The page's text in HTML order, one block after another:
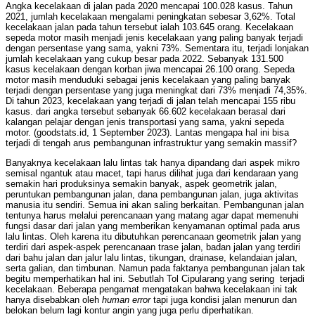
Angka kecelakaan di jalan pada 2020 mencapai 100.028 kasus. Tahun
2021, jumlah kecelakaan mengalami peningkatan sebesar 3,62%. Total
kecelakaan jalan pada tahun tersebut ialah 103.645 orang. Kecelakaan
sepeda motor masih menjadi jenis kecelakaan yang paling banyak terjadi
dengan persentase yang sama, yakni 73%. Sementara itu, terjadi lonjakan
jumlah kecelakaan yang cukup besar pada 2022. Sebanyak 131.500
kasus kecelakaan dengan korban jiwa mencapai 26.100 orang. Sepeda
motor masih menduduki sebagai jenis kecelakaan yang paling banyak
terjadi dengan persentase yang juga meningkat dari 73% menjadi 74,35%.
Di tahun 2023, kecelakaan yang terjadi di jalan telah mencapai 155 ribu
kasus. dari angka tersebut sebanyak 66.602 kecelakaan berasal dari
kalangan pelajar dengan jenis transportasi yang sama, yakni sepeda
motor. (goodstats.id, 1 September 2023). Lantas mengapa hal ini bisa
terjadi di tengah arus pembangunan infrastruktur yang semakin massif?
Banyaknya kecelakaan lalu lintas tak hanya dipandang dari aspek mikro
semisal ngantuk atau macet, tapi harus dilihat juga dari kendaraan yang
semakin hari produksinya semakin banyak, aspek geometrik jalan,
peruntukan pembangunan jalan, dana pembangunan jalan, juga aktivitas
manusia itu sendiri. Semua ini akan saling berkaitan. Pembangunan jalan
tentunya harus melalui perencanaan yang matang agar dapat memenuhi
fungsi dasar dari jalan yang memberikan kenyamanan optimal pada arus
lalu lintas. Oleh karena itu dibutuhkan perencanaan geometrik jalan yang
terdiri dari aspek­-aspek perencanaan trase jalan, badan jalan yang terdiri
dari bahu jalan dan jalur lalu lintas, tikungan, drainase, kelandaian jalan,
serta galian, dan timbunan. Namun pada faktanya pembangunan jalan tak
begitu memperhatikan hal ini. Sebutlah Tol Cipularang yang sering terjadi
kecelakaan. Beberapa pengamat mengatakan bahwa kecelakaan ini tak
hanya disebabkan oleh human error tapi juga kondisi jalan menurun dan
belokan belum lagi kontur angin yang juga perlu diperhatikan.